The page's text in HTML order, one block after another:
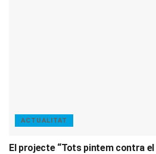
ACTUALITAT
El projecte “Tots pintem contra